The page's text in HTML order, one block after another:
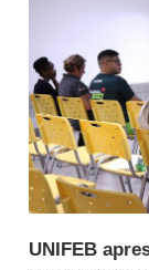
UNIFEB